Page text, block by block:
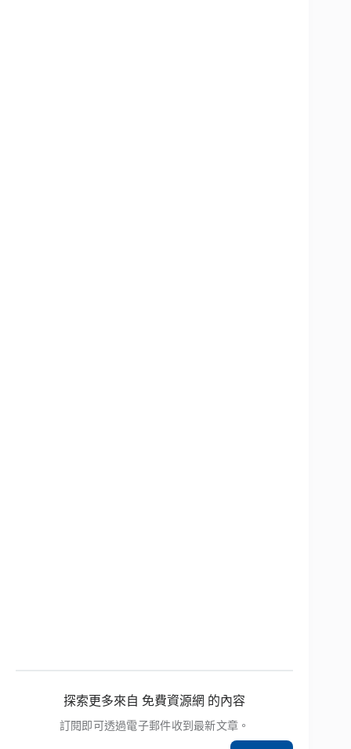
探索更多來自 免費資源網 的內容
訂閱即可透過電子郵件收到最新文章。